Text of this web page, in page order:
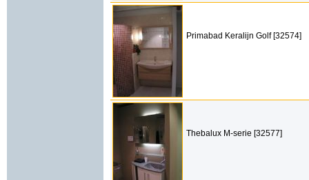
Primabad Keralijn Golf [32574]
Thebalux M-serie [32577]